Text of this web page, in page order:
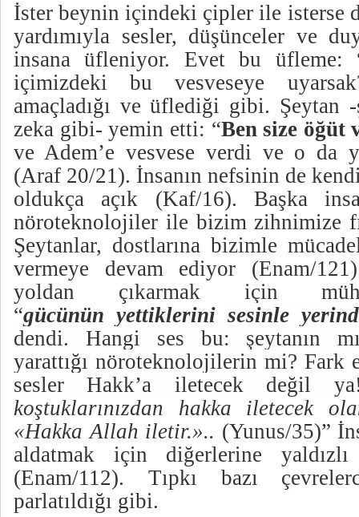
İster beynin içindeki çipler ile isterse
yardımıyla sesler, düşünceler ve
insana üfleniyor. Evet bu üfleme:
içimizdeki bu vesveseye
amaçladığı ve üflediği gibi. Şeytan
zeka gibi- yemin etti: “Ben size öğüt
ve Adem’e vesvese verdi ve o da
(Araf 20/21). İnsanın nefsinin de
oldukça açık (Kaf/16). Başka
nöroteknolojiler ile bizim zihnimize
Şeytanlar, dostlarına bizimle
vermeye devam ediyor (Enam/
yoldan çıkarmak için
“gücünün yettiklerini sesinle
dendi. Hangi ses bu: şeytanın
yarattığı nöroteknolojilerin mi? Fark
sesler Hakk’a iletecek değil
koştuklarınızdan hakka iletecek
«Hakka Allah iletir.».. (Yunus/35)”
aldatmak için diğerlerine
(Enam/112). Tıpkı bazı
parlatıldığı gibi.